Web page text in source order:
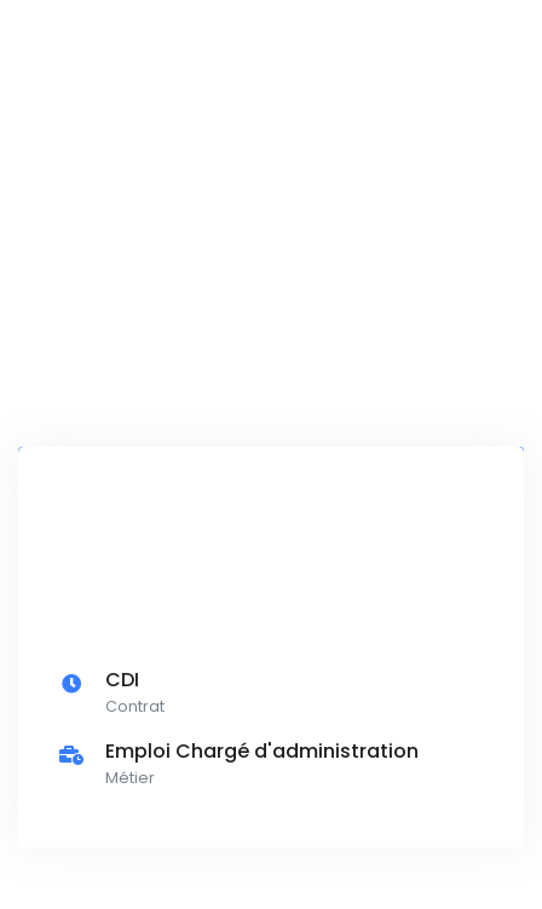
CDI
Contrat
Emploi Chargé d'administration
Métier